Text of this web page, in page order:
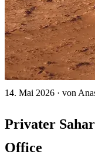
14. Mai 2026 · von
Privater
Office